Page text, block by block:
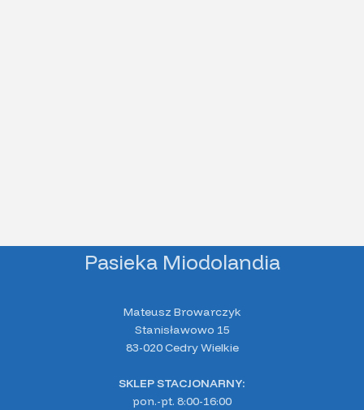
Pasieka Miodolandia
Mateusz Browarczyk
Stanisławowo 15
83-020 Cedry Wielkie
SKLEP STACJONARNY:
pon.-pt. 8:00-16:00